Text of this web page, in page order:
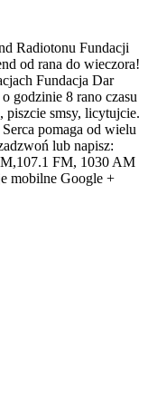
Radiotonu Fundacji
od rana do wieczora!
Fundacja Dar
godzinie 8 rano czasu
piszcie smsy, licytujcie.
pomaga od wielu
lub napisz:
FM, 1030 AM
mobilne Google +